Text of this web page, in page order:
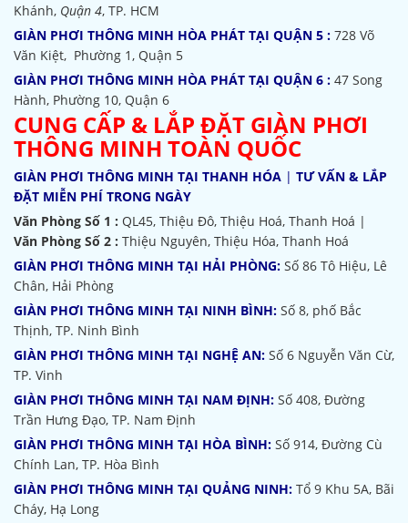
Khánh, Quận 4, TP. HCM
GIÀN PHƠI THÔNG MINH HÒA PHÁT TẠI QUẬN 5 : 728 Võ
Văn Kiệt, Phường 1, Quận 5
GIÀN PHƠI THÔNG MINH HÒA PHÁT TẠI QUẬN 6 : 47 Song
Hành, Phường 10, Quận 6
CUNG CẤP & LẮP ĐẶT GIÀN PHƠI
THÔNG MINH TOÀN QUỐC
GIÀN PHƠI THÔNG MINH TẠI THANH HÓA | TƯ VẤN & LẮP
ĐẶT MIỄN PHÍ TRONG NGÀY
Văn Phòng Số 1 : QL45, Thiệu Đô, Thiệu Hoá, Thanh Hoá |
Văn Phòng Số 2 : Thiệu Nguyên, Thiệu Hóa, Thanh Hoá
GIÀN PHƠI THÔNG MINH TẠI HẢI PHÒNG: Số 86 Tô Hiệu, Lê
Chân, Hải Phòng
GIÀN PHƠI THÔNG MINH TẠI NINH BÌNH: Số 8, phố Bắc
Thịnh, TP. Ninh Bình
GIÀN PHƠI THÔNG MINH TẠI NGHỆ AN: Số 6 Nguyễn Văn Cừ,
TP. Vinh
GIÀN PHƠI THÔNG MINH TẠI NAM ĐỊNH: Số 408, Đường
Trần Hưng Đạo, TP. Nam Định
GIÀN PHƠI THÔNG MINH TẠI HÒA BÌNH: Số 914, Đường Cù
Chính Lan, TP. Hòa Bình
GIÀN PHƠI THÔNG MINH TẠI QUẢNG NINH: Tổ 9 Khu 5A, Bãi
Cháy, Hạ Long